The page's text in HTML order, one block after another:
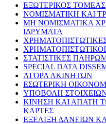
ΕΞΩΤΕΡΙΚΟΣ ΤΟΜΕΑΣ
ΝΟΜΙΣΜΑΤΙΚΗ ΚΑΙ
ΜΗ ΝΟΜΙΣΜΑΤΙΚΑ
ΙΔΡΥΜΑΤΑ
ΣΤΑΤΙΣΤΙΚΕΣ
SPECIAL DATA
ΑΓΟΡΑ ΑΚΙΝΗΤΩΝ
ΕΣΩΤΕΡΙΚΗ
ΥΠΟΒΟΛΗ
ΚΙΝΗΣΗ ΚΑΙ ΑΠΑΤΗ
ΚΑΡΤΕΣ
ΕΞΕΛΙΞΗ ΔΑΝΕΙΩΝ